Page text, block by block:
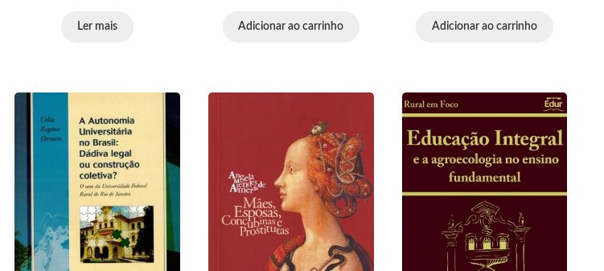
Ler mais Adicionar ao carrinho Adicionar ao carrinho